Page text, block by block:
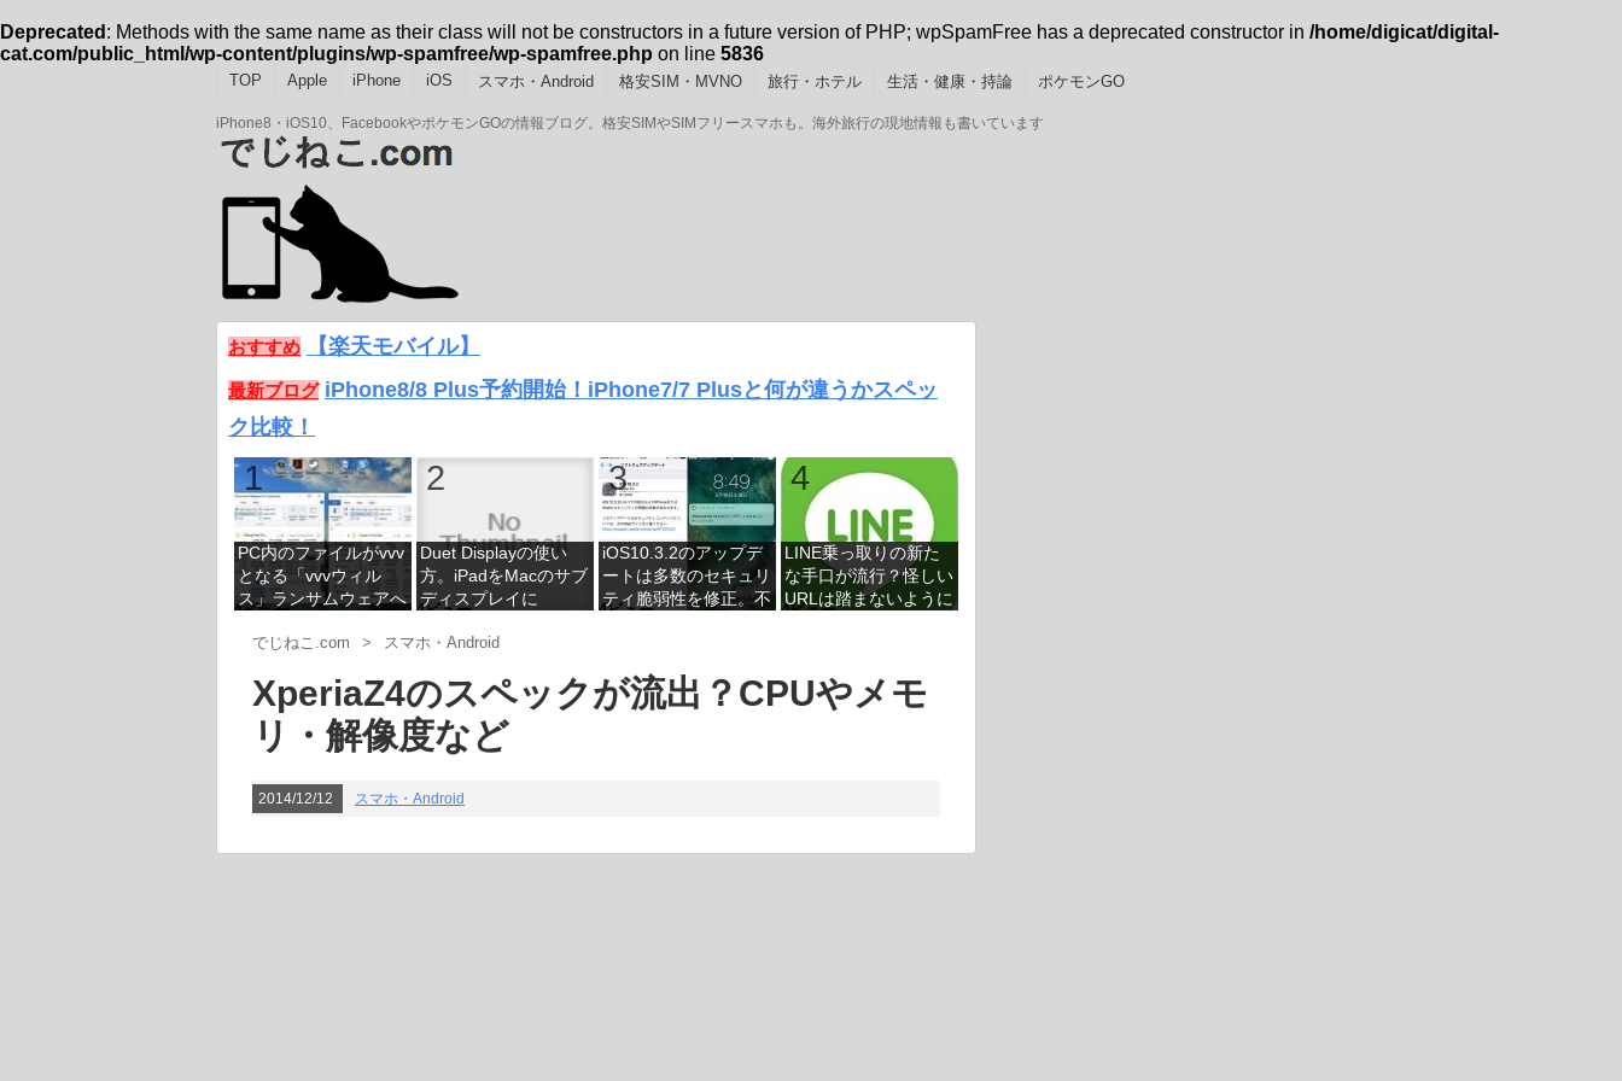
Deprecated : Methods with the same name as their class will not be constructors in a future version of PHP; wpSpamFree has a deprecated constructor in /home/digicat/digital-
cat.com/public_html/wp-content/plugins/wp-spamfree/wp-spamfree.php on line 5836
TOP Apple iPhone iOS スマホ・Android 格安SIM・MVNO 旅行・ホテル 生活・健康・持論 ポケモンGO
iPhone8・iOS10、FacebookやポケモンGOの情報ブログ。格安SIMやSIMフリースマホも。海外旅行の現地情報も書いています
おすすめ 【楽天モバイル】
最新ブログ iPhone8/8 Plus予約開始！iPhone7/7 Plusと何が違うかスペッ
ク比較！
PC内のファイルがvvv
となる「vvvウィル
ス」ランサムウェアへ
4ビュー
Duet Displayの使い
方。iPadをMacのサブ
ディスプレイに
4ビュー
iOS10.3.2のアップデ
ートは多数のセキュリ
ティ脆弱性を修正。不
4ビュー
LINE乗っ取りの新た
な手口が流行？怪しい
URLは踏まないように
4ビュー
でじねこ.com
> スマホ・Android
XperiaZ4のスペックが流出？CPUやメモ
リ・解像度など
2014/12/12 スマホ・Android